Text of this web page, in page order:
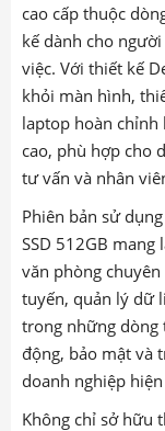
cao cấp thuộc
kế dành cho
việc. Với thiết kế
khỏi màn hình,
laptop hoàn chỉnh
cao, phù hợp cho
tư vấn và nhân
Phiên bản sử
SSD 512GB mang
văn phòng
tuyến, quản lý dữ
trong những dòng
động, bảo mật và
doanh nghiệp
Không chỉ sở hữu